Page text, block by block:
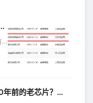
片？是抠门还是保守